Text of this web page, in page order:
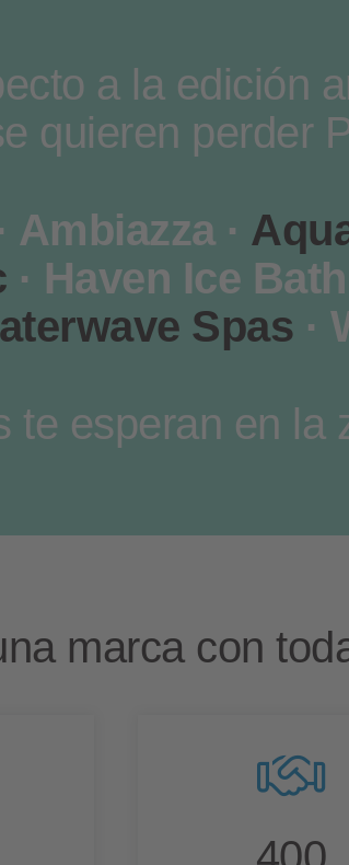
a la edición
quieren perder
Ambiazza ·
· Haven Ice Bath
Spas ·
te esperan en la
marca con